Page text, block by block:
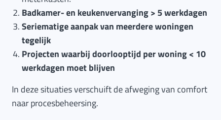
Badkamer- en keukenvervanging > 5 werkdagen
Seriematige aanpak van meerdere woningen
tegelijk
Projecten waarbij doorlooptijd per woning < 10
werkdagen moet blijven
In deze situaties verschuift de afweging van comfort
naar procesbeheersing.